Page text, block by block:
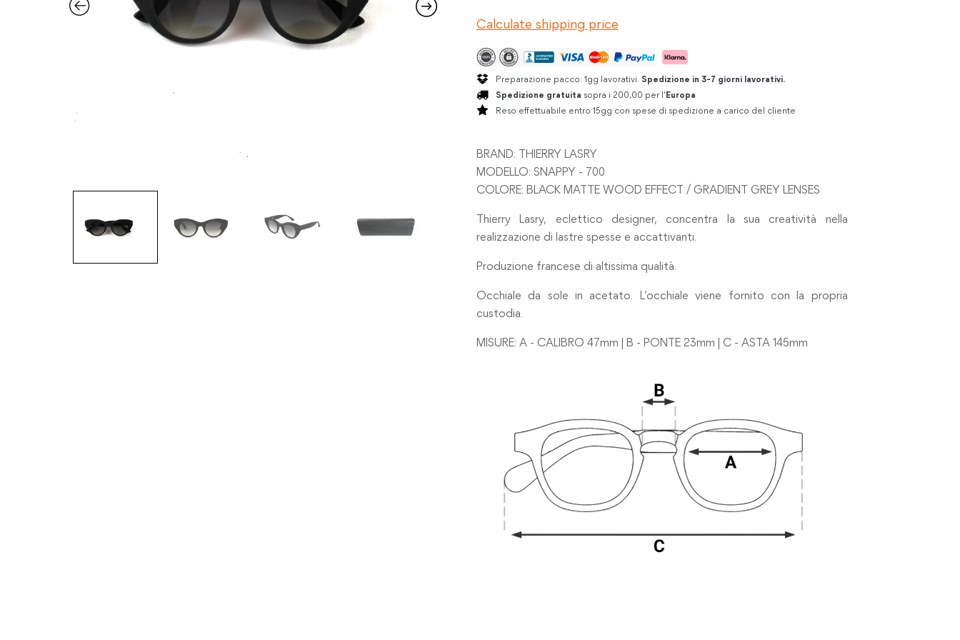
BRUSHWOOD
quantità
Calculate shipping price
Preparazione pacco: 1gg lavorativi. Spedizione in 3-7 giorni lavorativi.
Spedizione gratuita sopra i 200,00 per l'Europa
Reso effettuabile entro 15gg con spese di spedizione a carico del cliente
BRAND: THIERRY LASRY
MODELLO: SNAPPY - 700
COLORE: BLACK MATTE WOOD EFFECT / GRADIENT GREY LENSES
Thierry Lasry, eclettico designer, concentra la sua creatività nella
realizzazione di lastre spesse e accattivanti.
Produzione francese di altissima qualità.
Occhiale da sole in acetato. L’occhiale viene fornito con la propria
custodia.
MISURE: A - CALIBRO 47mm | B - PONTE 23mm | C - ASTA 145mm